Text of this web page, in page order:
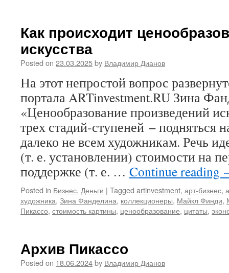
Как происходит
искусства
Posted on 23.03.2025by Владимир Дианов
На этот непростой вопрос
портала ARTinvestment.RU Зина
«Ценообразование произведений
трех стадий-ступеней − подняться
далеко не всем художникам. Речь
(т. е. установлении) стоимости на
поддержке (т. е. … Continue reading
Posted in Бизнес, Деньги | Tagged artinvestment, арт-бизнес,
художника, Зина Фанделина, коллекционеры, Майкл Финди,
Пикассо, стоимость картины, ценообразование, цитаты,
Архив Пикассо
Posted on 18.06.2024by Владимир Дианов